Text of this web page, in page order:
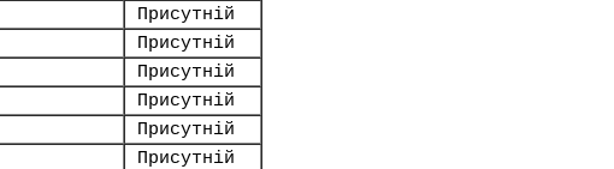
Присутній
Присутній
Присутній
Присутній
Присутній
Присутній